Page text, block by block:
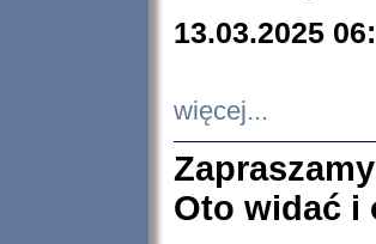
13.03.2025
więcej...
Oto widać i